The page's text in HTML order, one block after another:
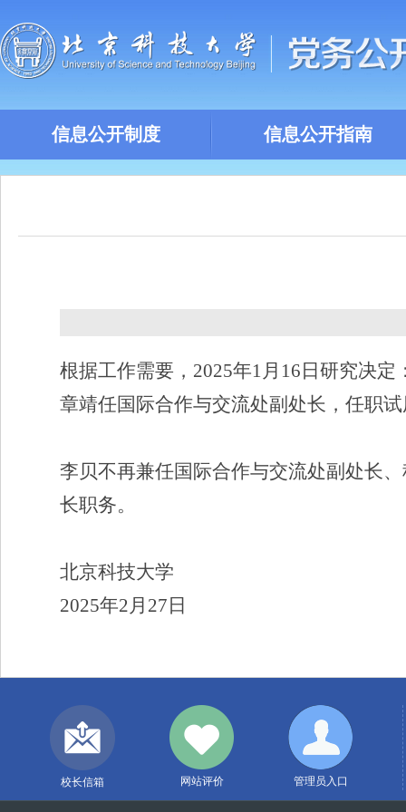
信息公开制度 信息公开指南
根据工作需要， 2025年1月 16 日研究决定
章靖任国际合作与交流处副处长，任职
李贝不再兼任国际合作与交流处副处长
长职务。
北京科技大学
2025年2月 27 日
校长信箱 网站评价 管理员入口